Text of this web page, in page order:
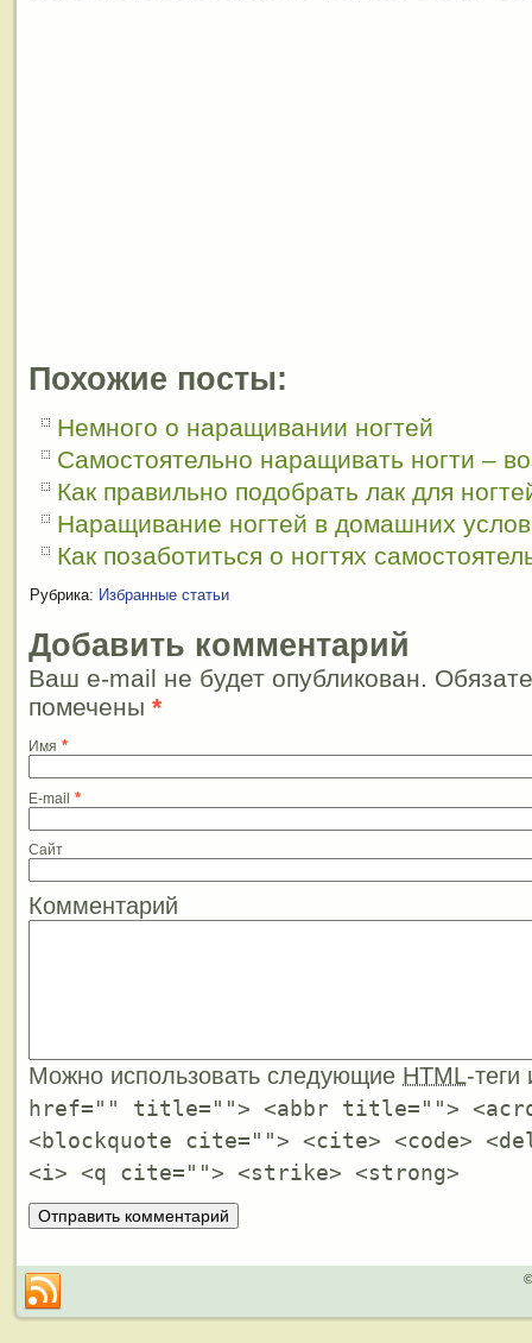
Похожие посты:
Немного о наращивании ногтей
Самостоятельно наращивать ногти –
Как правильно подобрать лак для
Наращивание ногтей в домашних
Как позаботиться о ногтях
Рубрика: Избранные статьи
Добавить комментарий
Ваш e-mail не будет опубликован.
помечены *
Имя *
E-mail *
Сайт
Комментарий
Можно использовать следующие HTML-
href="" title=""> <abbr title="">
<blockquote cite=""> <cite> <code>
<i> <q cite=""> <strike> <strong>